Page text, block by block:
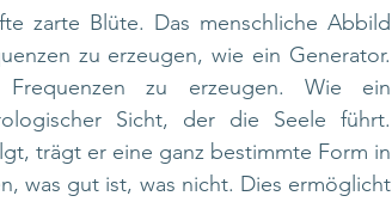
zarte Blüte. Das menschliche Abbild
zu erzeugen, wie ein Generator.
zu erzeugen. Wie ein
Sicht, der die Seele führt.
trägt er eine ganz bestimmte Form in
was gut ist, was nicht. Dies ermöglicht